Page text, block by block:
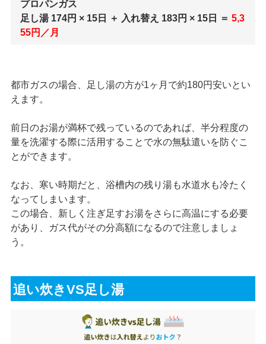
プロパンガス
足し湯 174円 × 15日 ＋ 入れ替え 183円 × 15日 ＝ 5,3
55円／月
都市ガスの場合、足し湯の方が1ヶ月で約180円安いとい
えます。
前日のお湯が満杯で残っているのであれば、半分程度の
量を洗濯する際に活用することで水の無駄遣いを防ぐこ
とができます。
なお、寒い時期だと、浴槽内の残り湯も水道水も冷たく
なってしまいます。
この場合、新しく注ぎ足すお湯をさらに高温にする必要
があり、ガス代がその分高額になるので注意しましょ
う。
追い炊きVS足し湯